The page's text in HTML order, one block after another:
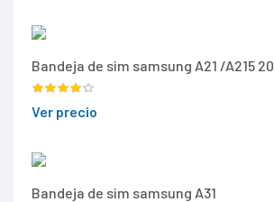
Bandeja de sim samsung A21 /A215 20
Ver precio
Bandeja de sim samsung A31